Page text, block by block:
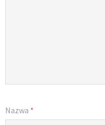
Nazwa *